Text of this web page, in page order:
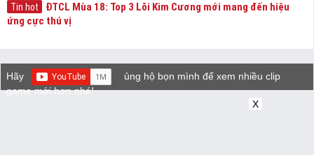
Tin hot
ĐTCL Mùa 18: Top 3 Lõi Kim Cương mới mang đến hiệu
ứng cực thú vị
Hãy
ủng hộ bọn mình để xem nhiều clip
game mới hơn nhé!
X